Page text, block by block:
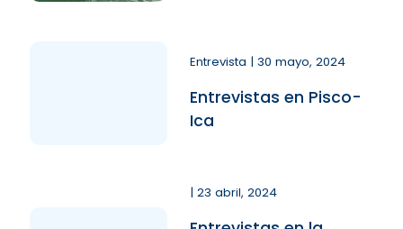
Entrevista | 30 mayo, 2024
Entrevistas en Pisco-
Ica
| 23 abril, 2024